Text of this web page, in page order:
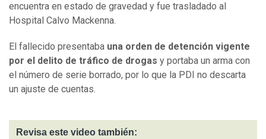
encuentra en estado de gravedad y fue trasladado al
Hospital Calvo Mackenna.
El fallecido presentaba una orden de detención vigente
por el delito de tráfico de drogas y portaba un arma con
el número de serie borrado, por lo que la PDI no descarta
un ajuste de cuentas.
Revisa este video también: